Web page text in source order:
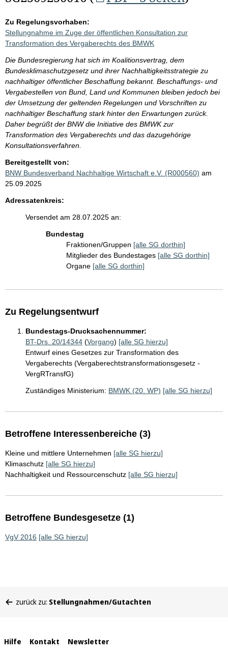
Zu Regelungsvorhaben:
Stellungnahme im Zuge der öffentlichen Konsultation zur
Transformation des Vergaberechts des BMWK
Die Bundesregierung hat sich im Koalitionsvertrag, dem
Bundesklimaschutzgesetz und ihrer Nachhaltigkeitsstrategie zu
nachhaltiger öffentlicher Beschaffung bekannt. Beschaffungs- und
Vergabestellen von Bund, Land und Kommunen bleiben jedoch bei
der Umsetzung der geltenden Regelungen und Vorschriften zu
nachhaltiger Beschaffung stark hinter den Erwartungen zurück.
Daher begrüßt der BNW die Initiative des BMWK zur
Transformation des Vergaberechts und das dazugehörige
Konsultationsverfahren.
Bereitgestellt von:
BNW Bundesverband Nachhaltige Wirtschaft e.V. (R000560) am
25.09.2025
Adressatenkreis:
Versendet am 28.07.2025 an:
Bundestag
Fraktionen/Gruppen [alle SG dorthin]
Mitglieder des Bundestages [alle SG dorthin]
Organe [alle SG dorthin]
Zu Regelungsentwurf
Bundestags-Drucksachennummer:
BT-Drs. 20/14344 (Vorgang) [alle SG hierzu]
Entwurf eines Gesetzes zur Transformation des
Vergaberechts (Vergaberechtstransformationsgesetz -
VergRTransfG)
Zuständiges Ministerium: BMWK (20. WP) [alle SG hierzu]
Betroffene Interessenbereiche (3)
Kleine und mittlere Unternehmen [alle SG hierzu]
Klimaschutz [alle SG hierzu]
Nachhaltigkeit und Ressourcenschutz [alle SG hierzu]
Betroffene Bundesgesetze (1)
VgV 2016 [alle SG hierzu]
befinden
zurück zu: Stellungnahmen/Gutachten
Interne
Hilfe Kontakt Newsletter